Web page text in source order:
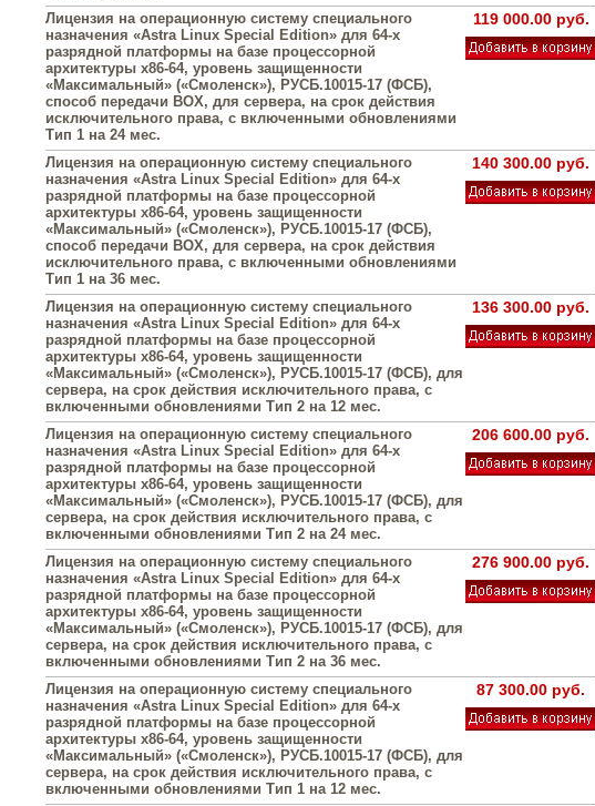
Лицензия на операционную систему специального
назначения «Astra Linux Special Edition» для 64-х
разрядной платформы на базе процессорной
архитектуры х86-64, уровень защищенности
«Максимальный» («Смоленск»), РУСБ.10015-17 (ФСБ),
способ передачи BOX, для сервера, на срок действия
исключительного права, с включенными обновлениями
Тип 1 на 24 мес.
119 000.00 руб.
Лицензия на операционную систему специального
назначения «Astra Linux Special Edition» для 64-х
разрядной платформы на базе процессорной
архитектуры х86-64, уровень защищенности
«Максимальный» («Смоленск»), РУСБ.10015-17 (ФСБ),
способ передачи BOX, для сервера, на срок действия
исключительного права, с включенными обновлениями
Тип 1 на 36 мес.
140 300.00 руб.
Лицензия на операционную систему специального
назначения «Astra Linux Special Edition» для 64-х
разрядной платформы на базе процессорной
архитектуры х86-64, уровень защищенности
«Максимальный» («Смоленск»), РУСБ.10015-17 (ФСБ), для
сервера, на срок действия исключительного права, с
включенными обновлениями Тип 2 на 12 мес.
136 300.00 руб.
Лицензия на операционную систему специального
назначения «Astra Linux Special Edition» для 64-х
разрядной платформы на базе процессорной
архитектуры х86-64, уровень защищенности
«Максимальный» («Смоленск»), РУСБ.10015-17 (ФСБ), для
сервера, на срок действия исключительного права, с
включенными обновлениями Тип 2 на 24 мес.
206 600.00 руб.
Лицензия на операционную систему специального
назначения «Astra Linux Special Edition» для 64-х
разрядной платформы на базе процессорной
архитектуры х86-64, уровень защищенности
«Максимальный» («Смоленск»), РУСБ.10015-17 (ФСБ), для
сервера, на срок действия исключительного права, с
включенными обновлениями Тип 2 на 36 мес.
276 900.00 руб.
Лицензия на операционную систему специального
назначения «Astra Linux Special Edition» для 64-х
разрядной платформы на базе процессорной
архитектуры х86-64, уровень защищенности
«Максимальный» («Смоленск»), РУСБ.10015-17 (ФСБ), для
сервера, на срок действия исключительного права, с
включенными обновлениями Тип 1 на 12 мес.
87 300.00 руб.